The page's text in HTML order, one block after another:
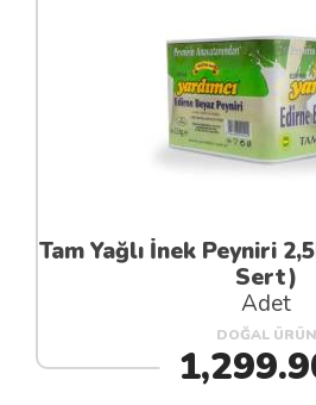
Tam Yağlı İnek Peyniri
Sert)
Adet
DOĞAL ÜRÜN